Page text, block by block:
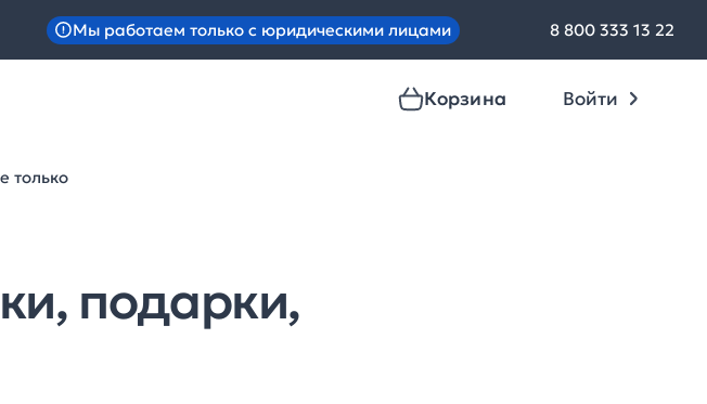
Мы работаем только с юридическими лицами 8 800 333 13 22
Корзина Войти
только
подарки,